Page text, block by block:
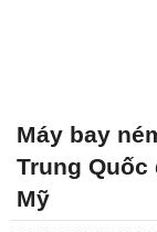
Máy bay
Trung Quốc
Mỹ